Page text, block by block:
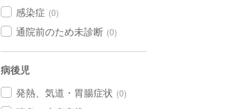
感染症 (0)
通院前のため未診断 (0)
病後児
発熱、気道・胃腸症状 (0)